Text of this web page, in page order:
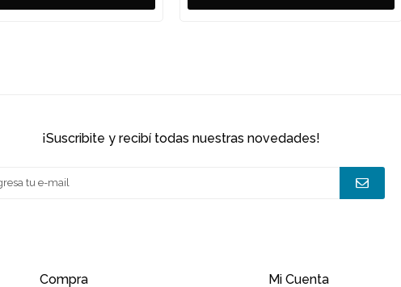
Compra Mi Cuenta
¡suscribite y recibí todas nuestras novedades!